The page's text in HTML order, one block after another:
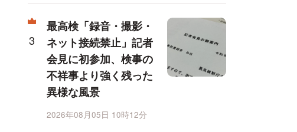
最高検「録音・撮影・
ネット接続禁止」記者
会見に初参加、検事の
不祥事より強く残った
異様な風景
2026年08月05日 10時12分